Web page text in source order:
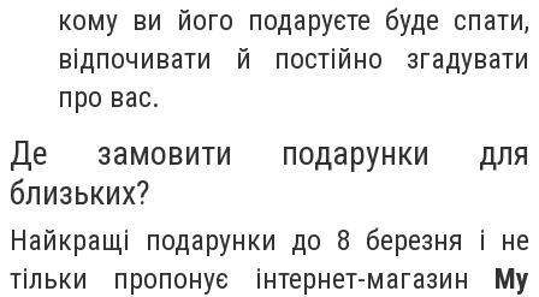
кому ви його подаруєте буде спати,
відпочивати й постійно згадувати
про вас.
Де замовити подарунки для
близьких?
Найкращі подарунки до 8 березня і не
тільки пропонує інтернет-магазин My